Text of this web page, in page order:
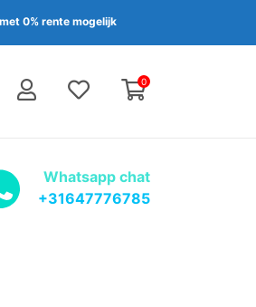
0% rente mogelijk
0
Whatsapp chat
+31647776785